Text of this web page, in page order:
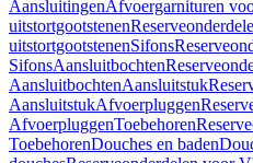
AansluitingenAfvoergarnituren
uitstortgootstenen
uitstortgootstenenSifons
SifonsAansluitbochten
AansluitbochtenAansluitstuk
AansluitstukAfvoerpluggen
AfvoerpluggenToebehoren
ToebehorenDouches en baden